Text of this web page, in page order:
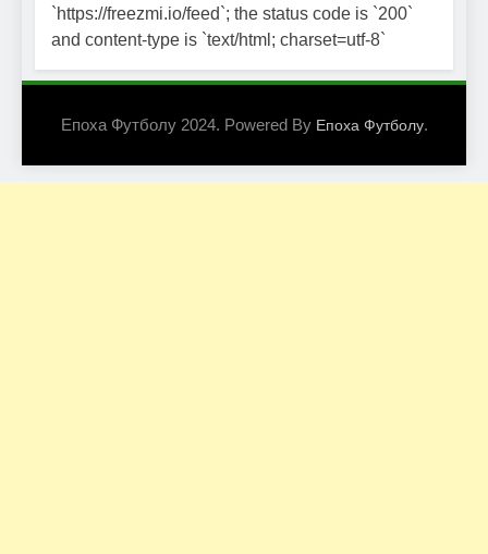
`https://freezmi.io/feed`; the status code is `200`
and content-type is `text/html; charset=utf-8`
Епоха Футболу 2024. Powered By Епоха Футболу.